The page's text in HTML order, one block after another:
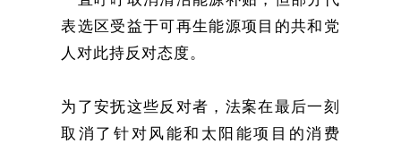
表选区受益于可再生能源项目的共和党
人对此持反对态度。
为了安抚这些反对者，法案在最后一刻
取消了针对风能和太阳能项目的消费